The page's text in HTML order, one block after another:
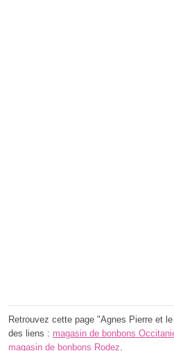
Retrouvez cette page "Agnes Pierre et
des liens : magasin de bonbons
magasin de bonbons Rodez